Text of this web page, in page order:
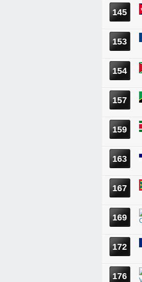
145
153
154
157
159
163
167
169
172
176